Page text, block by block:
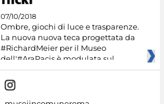
07/10/2018
Ombre, giochi di luce e trasparenze.
La nuova nuova teca progettata da
#RichardMeier per il Museo
dell'#AraPacis è modulata sul